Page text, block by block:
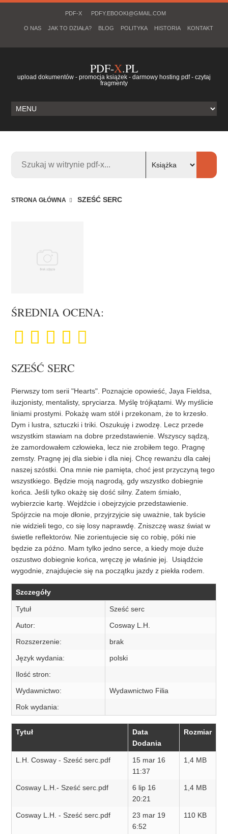
PDF-X PDFY.EBOOKI@GMAIL.COM
O NAS JAK TO DZIAŁA? BLOG POLITYKA HISTORIA KONTAKT
PDF-X.PL
upload dokumentów - promocja książek - darmowy hosting pdf - czytaj
fragmenty
STRONA GŁÓWNA SZEŚĆ SERC
ŚREDNIA OCENA:
SZEŚĆ SERC
Pierwszy tom serii "Hearts". Poznajcie opowieść, Jaya Fieldsa,
iluzjonisty, mentalisty, spryciarza. Myślę trójkątami. Wy myślicie
liniami prostymi. Pokażę wam stół i przekonam, że to krzesło.
Dym i lustra, sztuczki i triki. Oszukuję i zwodzę. Lecz przede
wszystkim stawiam na dobre przedstawienie. Wszyscy sądzą,
że zamordowałem człowieka, lecz nie zrobiłem tego. Pragnę
zemsty. Pragnę jej dla siebie i dla niej. Chcę rewanżu dla całej
naszej szóstki. Ona mnie nie pamięta, choć jest przyczyną tego
wszystkiego. Będzie moją nagrodą, gdy wszystko dobiegnie
końca. Jeśli tylko okażę się dość silny. Zatem śmiało,
wybierzcie kartę. Wejdźcie i obejrzyjcie przedstawienie.
Spójrzcie na moje dłonie, przyjrzyjcie się uważnie, tak byście
nie widzieli tego, co się losy naprawdę. Zniszczę wasz świat w
świetle reflektorów. Nie zorientujecie się co robię, póki nie
będzie za późno. Mam tylko jedno serce, a kiedy moje duże
oszustwo dobiegnie końca, wręczę je właśnie jej. Usiądźcie
wygodnie, znajdujecie się na początku jazdy z piekła rodem.
Szczegóły
Tytuł
Sześć serc
Autor:
Cosway L.H.
Rozszerzenie:
brak
Język wydania:
polski
Ilość stron:
Wydawnictwo:
Wydawnictwo Filia
Rok wydania:
Tytuł
Data
Dodania
Rozmiar
L.H. Cosway - Sześć serc.pdf
15 mar 16
11:37
1,4 MB
Cosway L.H.- Sześć serc.pdf
6 lip 16
20:21
1,4 MB
Cosway L.H. - Sześć serc.pdf
23 mar 19
6:52
110 KB